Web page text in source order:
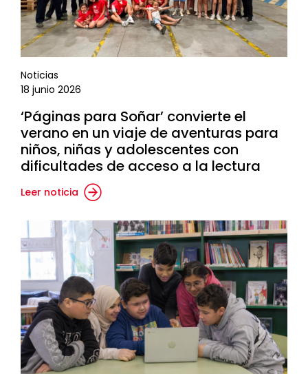
Noticias
18 junio 2026
‘Páginas para Soñar’ convierte el
verano en un viaje de aventuras para
niños, niñas y adolescentes con
dificultades de acceso a la lectura
Leer noticia